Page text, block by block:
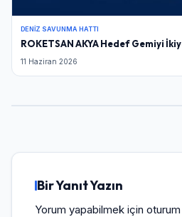
DENIZ SAVUNMA HATTI
ROKETSAN AKYA Hedef Gemiyi
11 Haziran 2026
Bir Yanıt Yazın
Yorum yapabilmek için oturum